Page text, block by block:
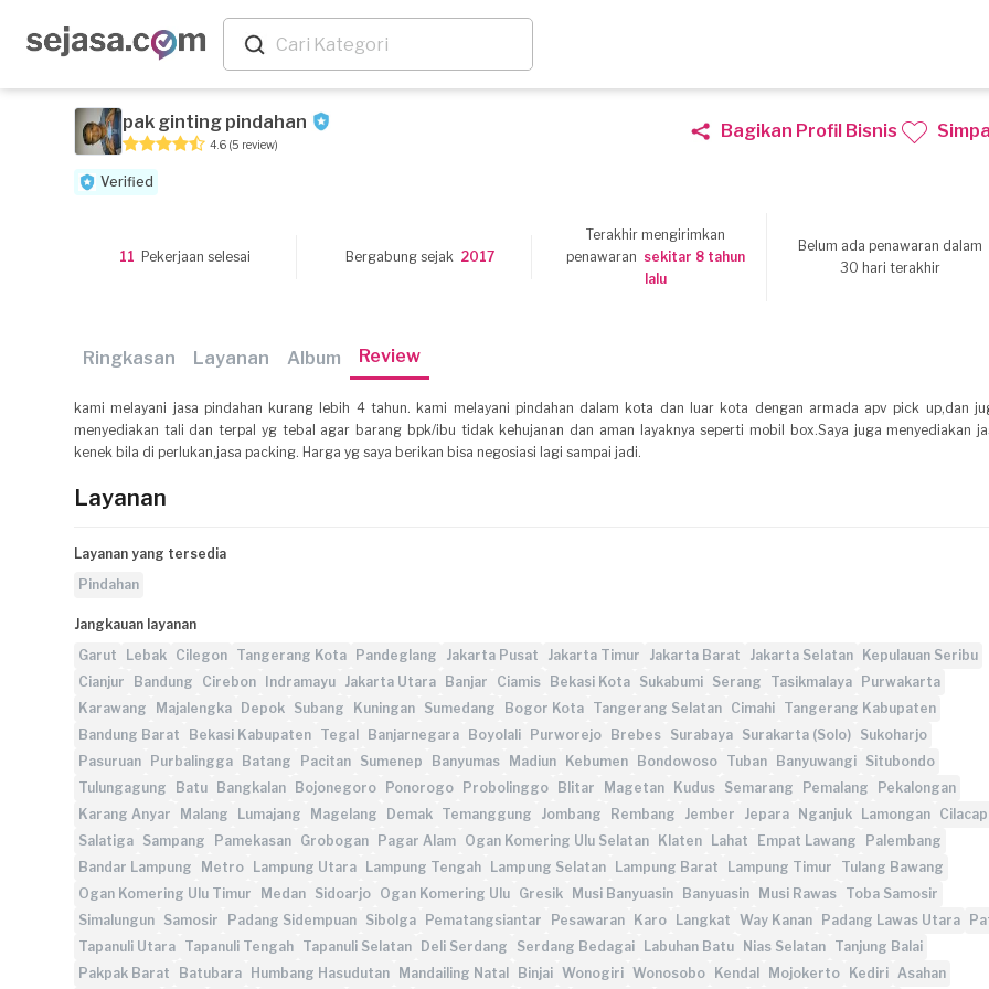
pak ginting pindahan
4.6 (5 review)
Bagikan Profil Bisnis
Verified
11 Pekerjaan selesai Bergabung sejak 2017
Terakhir mengirimkan
penawaran sekitar 8 tahun
lalu
Belum ada penawaran dalam
30 hari terakhir
Ringkasan Layanan Album Review
kami melayani jasa pindahan kurang lebih 4 tahun. kami melayani pindahan dalam kota dan luar kota dengan armada apv pick up,dan
menyediakan tali dan terpal yg tebal agar barang bpk/ibu tidak kehujanan dan aman layaknya seperti mobil box.Saya juga menyediakan
kenek bila di perlukan,jasa packing. Harga yg saya berikan bisa negosiasi lagi sampai jadi.
Layanan
Layanan yang tersedia
Pindahan
Jangkauan layanan
Garut
Lebak Cilegon Tangerang Kota Pandeglang Jakarta Pusat Jakarta Timur Jakarta Barat Jakarta Selatan
Kepulauan Seribu
Cianjur
Bandung Cirebon Indramayu Jakarta Utara Banjar Ciamis Bekasi Kota Sukabumi Serang Tasikmalaya
Purwakarta
Karawang
Majalengka Depok Subang Kuningan Sumedang Bogor Kota Tangerang Selatan Cimahi Tangerang Kabupaten
Bandung Barat
Bekasi Kabupaten Tegal Banjarnegara Boyolali Purworejo Brebes Surabaya Surakarta (Solo) Sukoharjo
Pasuruan
Purbalingga Batang Pacitan Sumenep Banyumas Madiun Kebumen Bondowoso Tuban Banyuwangi Situbondo
Tulungagung
Batu Bangkalan Bojonegoro Ponorogo Probolinggo Blitar Magetan Kudus Semarang Pemalang
Pekalongan
Karang Anyar
Malang Lumajang Magelang Demak Temanggung Jombang Rembang Jember Jepara Nganjuk Lamongan Cilacap
Salatiga Sampang Pamekasan Grobogan Pagar Alam Ogan Komering Ulu Selatan Klaten Lahat Empat Lawang
Palembang
Bandar Lampung
Metro Lampung Utara Lampung Tengah Lampung Selatan Lampung Barat Lampung Timur
Tulang Bawang
Ogan Komering Ulu Timur
Medan Sidoarjo Ogan Komering Ulu Gresik Musi Banyuasin Banyuasin Musi Rawas Toba Samosir
Simalungun Samosir Padang Sidempuan Sibolga Pematangsiantar Pesawaran Karo Langkat Way Kanan Padang Lawas Utara
Tapanuli Utara Tapanuli Tengah Tapanuli Selatan Deli Serdang Serdang Bedagai Labuhan Batu Nias Selatan Tanjung Balai
Pakpak Barat
Batubara Humbang Hasudutan Mandailing Natal Binjai Wonogiri Wonosobo Kendal Mojokerto Kediri Asahan